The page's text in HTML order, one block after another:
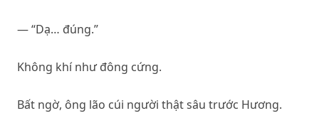
— “Dạ… đúng.”
Không khí như đông cứng.
Bất ngờ, ông lão cúi người thật sâu trước Hương.